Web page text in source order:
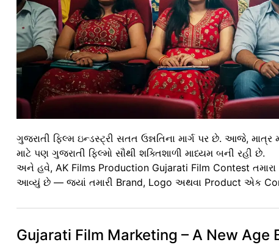
ગુજરાતી ફિલ્મ ઇન્ડસ્ટ્રી સતત ઉન્નતિના માર્ગ પર છે. આજે,
માટે પણ ગુજરાતી ફિલ્મો સૌથી શક્તિશાળી માધ્યમ બની રહી છે.
અને હવે, AK Films Production Gujarati Film Contest
આવ્યું છે — જ્યાં તમારી Brand, Logo અથવા Product એક
Gujarati Film Marketing – A New Age